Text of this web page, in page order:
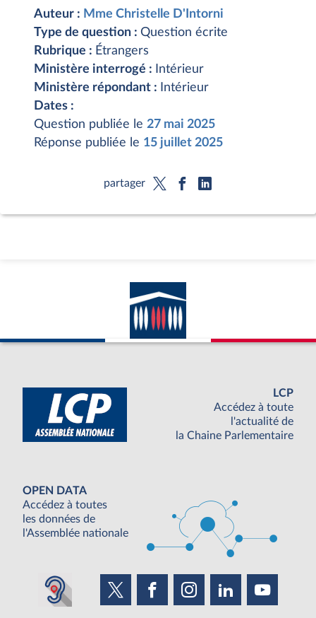
Auteur : Mme Christelle D'Intorni
Type de question : Question écrite
Rubrique : Étrangers
Ministère interrogé :
Intérieur
Ministère répondant :
Intérieur
Dates :
Question publiée le 27 mai 2025
Réponse publiée le 15 juillet 2025
partager
LCP
Accédez à toute
l'actualité de
la Chaine Parlementaire
OPEN DATA
Accédez à toutes
les données de
l'Assemblée nationale